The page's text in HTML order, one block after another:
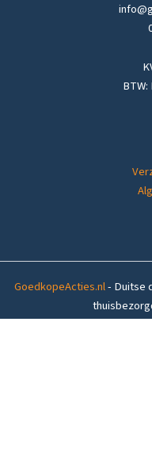
BTW:
GoedkopeActies.nl- Duitse